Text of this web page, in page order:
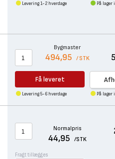
Levering 1-2 hverdage På lager i
Bygmaster
494,95 / STK
Få leveret
Levering 5-6 hverdage På lager i
Normalpris
44,95 /STK
Fragt tillægges